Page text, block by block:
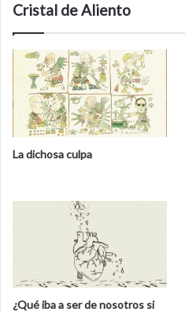
Cristal de Aliento
La dichosa culpa
¿Qué iba a ser de nosotros si